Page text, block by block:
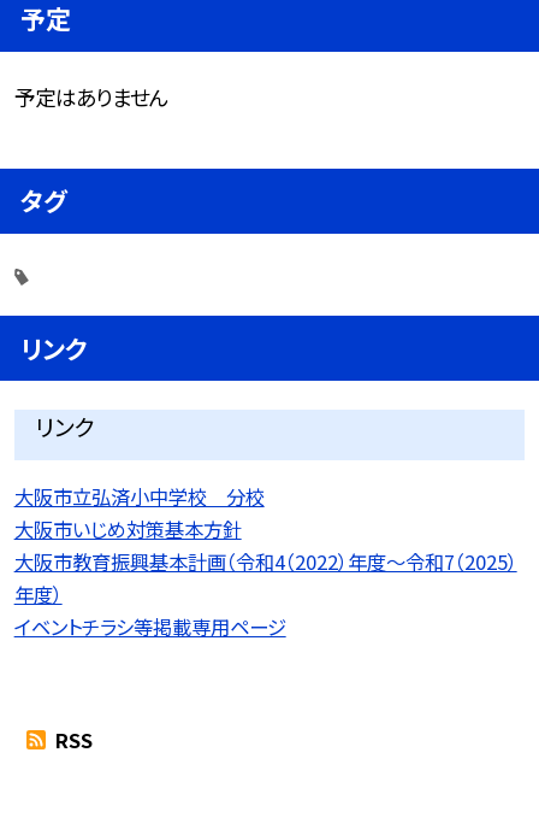
予定
予定はありません
タグ
リンク
リンク
大阪市立弘済小中学校 分校
大阪市いじめ対策基本方針
大阪市教育振興基本計画（令和4（2022）年度〜令和7（2025）
年度）
イベントチラシ等掲載専用ページ
RSS